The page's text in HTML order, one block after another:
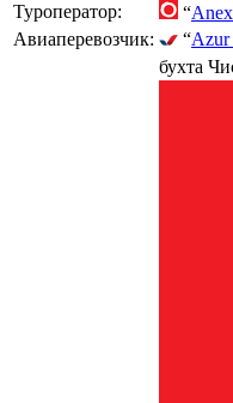
Туроператор:
“
Авиаперевозчик:
“
бухта